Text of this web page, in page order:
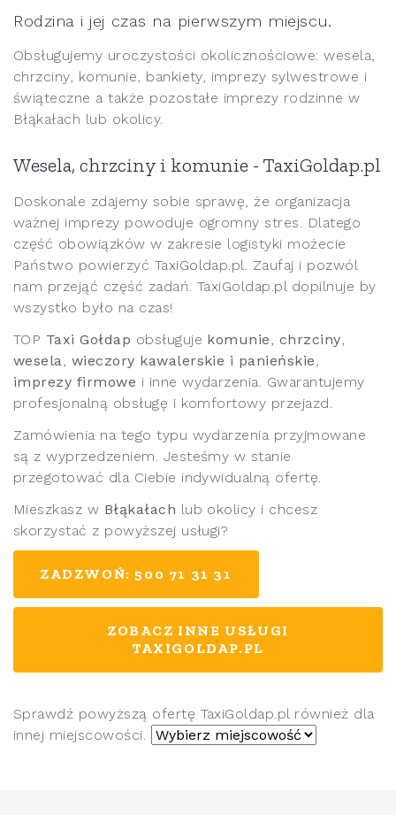
Rodzina i jej czas na pierwszym miejscu.
Obsługujemy uroczystości okolicznościowe: wesela,
chrzciny, komunie, bankiety, imprezy sylwestrowe i
świąteczne a także pozostałe imprezy rodzinne w
Błąkałach lub okolicy.
Wesela, chrzciny i komunie - TaxiGoldap.pl
Doskonale zdajemy sobie sprawę, że organizacja
ważnej imprezy powoduje ogromny stres. Dlatego
część obowiązków w zakresie logistyki możecie
Państwo powierzyć TaxiGoldap.pl. Zaufaj i pozwól
nam przejąć część zadań. TaxiGoldap.pl dopilnuje by
wszystko było na czas!
TOP Taxi Gołdap obsługuje komunie, chrzciny,
wesela, wieczory kawalerskie i panieńskie,
imprezy firmowe i inne wydarzenia. Gwarantujemy
profesjonalną obsługę i komfortowy przejazd.
Zamówienia na tego typu wydarzenia przyjmowane
są z wyprzedzeniem. Jesteśmy w stanie
przegotować dla Ciebie indywidualną ofertę.
Mieszkasz w Błąkałach lub okolicy i chcesz
skorzystać z powyższej usługi?
ZADZWOŃ: 500 71 31 31
ZOBACZ INNE USŁUGI
TAXIGOLDAP.PL
Sprawdź powyższą ofertę TaxiGoldap.pl również dla
innej miejscowości.